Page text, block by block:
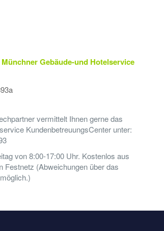
Gebäude-und Hotelservice
vermittelt Ihnen gerne das
KundenbetreuungsCenter unter:
von 8:00-17:00 Uhr. Kostenlos aus
Festnetz (Abweichungen über das